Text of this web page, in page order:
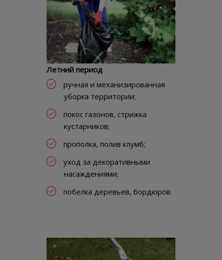
Летний период
ручная и механизированная
уборка территории;
покос газонов, стрижка
кустарников;
прополка, полив клумб;
уход за декоративными
насаждениями;
побелка деревьев, бордюров.